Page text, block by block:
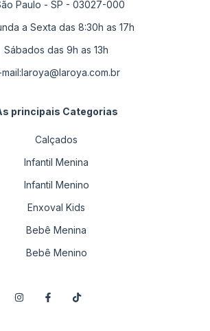
Paulo - SP - 03027-000
a Sexta das 8:30h as 17h
Sábados das 9h as 13h
laroya@laroya.com.br
principais Categorias
Calçados
Infantil Menina
Infantil Menino
Enxoval Kids
Bebê Menina
Bebê Menino